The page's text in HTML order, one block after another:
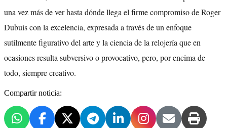
una vez más de ver hasta dónde llega el firme compromiso de Roger
Dubuis con la excelencia, expresada a través de un enfoque
sutilmente figurativo del arte y la ciencia de la relojería que en
ocasiones resulta subversivo o provocativo, pero, por encima de
todo, siempre creativo.
Compartir noticia: